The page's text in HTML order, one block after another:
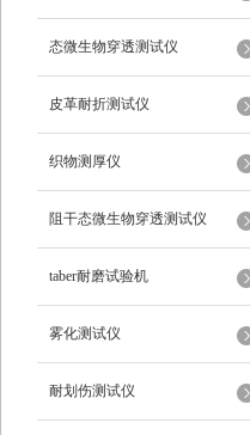
态微生物穿透测试仪
皮革耐折测试仪
织物测厚仪
阻干态微生物穿透测试仪
taber耐磨试验机
雾化测试仪
耐划伤测试仪